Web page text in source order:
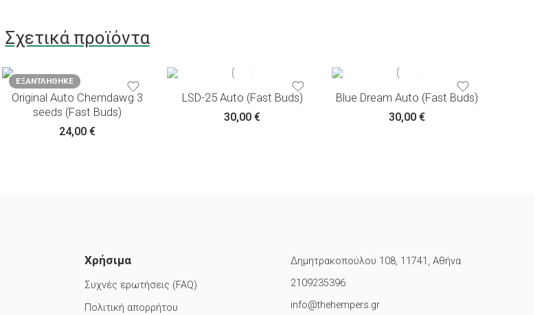
Σχετικά προϊόντα
ΕΞΑΝΤΛΉΘΗΚΕ
Original Auto Chemdawg 3
seeds (Fast Buds)
24,00 €
LSD-25 Auto (Fast Buds)
30,00 €
Blue Dream Auto (Fast Buds)
30,00 €
Χρήσιμα
Συχνές ερωτήσεις (FAQ)
Πολιτική απορρήτου
Δημητρακοπούλου 108, 11741, Αθήνα
2109235396
info@thehempers.gr